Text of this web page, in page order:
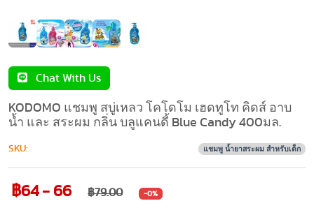
Chat With Us
KODOMO แชมพู สบู่เหลว โคโดโม เฮดทูโท คิดส์ อาบ
น้ำ และ สระผม กลิ่น บลูแคนดี้ Blue Candy 400มล.
SKU: แชมพู น้ำยาสระผม สำหรับเด็ก
฿64 - 66 ฿79.00 -0%